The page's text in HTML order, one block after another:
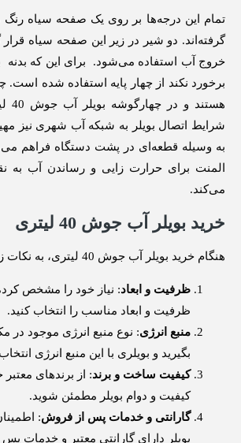
تمام این درجه‌ها بر روی یک صفحه سیاه
گرفته‌اند. دو شیر در زیر این صفحه سیاه قرار
خروج آب استفاده می‌شود. برای این‌ که بدنه
برخورد نکند از چهار پایه استفاده شده است.
شرایط اتصال بویلر به شبکه آب شهری نیز
به وسیله قطعه‌ای در پشت دستگاه فراهم
المنت برای حرارت زایی و رساندن آب به
می‌کند.
خرید بویلر آب جوش 40 لیتری
هنگام خرید بویلر آب جوش 40 لیتری، به نکات زیر توجه کنید:
ظرفیت و ابعاد: نیاز خود را مشخص
ظرفیت و ابعاد مناسب را انتخاب کنید.
منبع انرژی: نوع منبع انرژی موجود در
بگیرید و بویلری با این منبع انرژی
کیفیت ساخت و برند: از برندهای معتبر
کیفیت و دوام بویلر مطمئن شوید.
گارانتی و خدمات پس از فروش:
بویلر دارای گارانتی معتبر و خدمات